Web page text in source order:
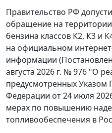
Правительство РФ
обращение на
бензина классов К2, К3 и
на официальном
информации
августа 2026 г. № 976 "О
предусмотренных Указом
Федерации от 24 июля
мерах по повышению
топливообеспечения в